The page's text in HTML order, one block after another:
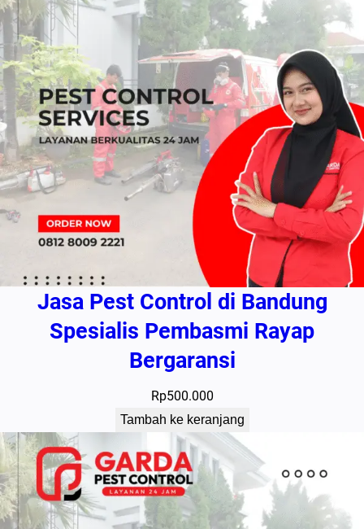
Jasa Pest Control di Bandung
Spesialis Pembasmi Rayap
Bergaransi
Rp500.000
Tambah ke keranjang